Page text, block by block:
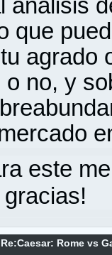
análisis
que
agrado
no, y
este
gracias!
Re:Caesar: Rome vs